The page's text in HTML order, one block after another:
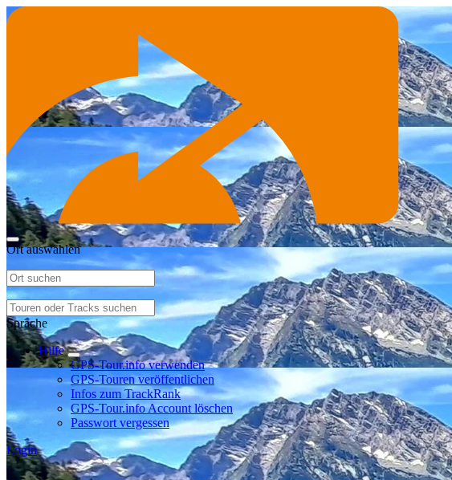
Ort auswählen
Sprache
Hilfe
GPS-Tour.info verwenden
GPS-Touren veröffentlichen
Infos zum TrackRank
GPS-Tour.info Account löschen
Passwort vergessen
Login